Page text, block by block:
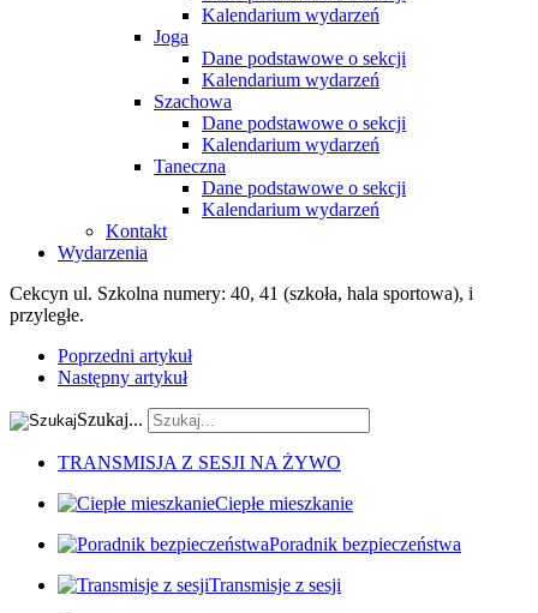
Kalendarium wydarzeń
Joga
Dane podstawowe o sekcji
Kalendarium wydarzeń
Szachowa
Dane podstawowe o sekcji
Kalendarium wydarzeń
Taneczna
Dane podstawowe o sekcji
Kalendarium wydarzeń
Kontakt
Wydarzenia
Cekcyn ul. Szkolna numery: 40, 41 (szkoła, hala sportowa), i
przyległe.
Poprzedni artykuł
Następny artykuł
Szukaj...
TRANSMISJA Z SESJI NA ŻYWO
Ciepłe mieszkanie
Poradnik bezpieczeństwa
Transmisje z sesji